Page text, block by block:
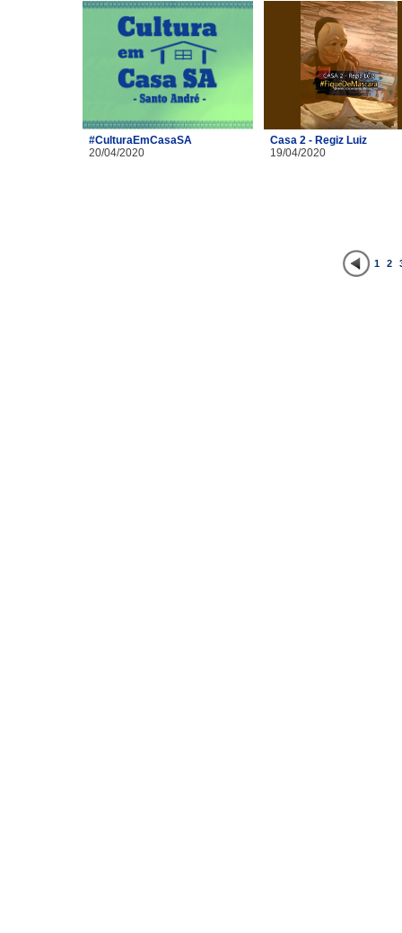
#CulturaEmCasaSA
20/04/2020
Casa 2 - Regiz Luiz
19/04/2020
1 2